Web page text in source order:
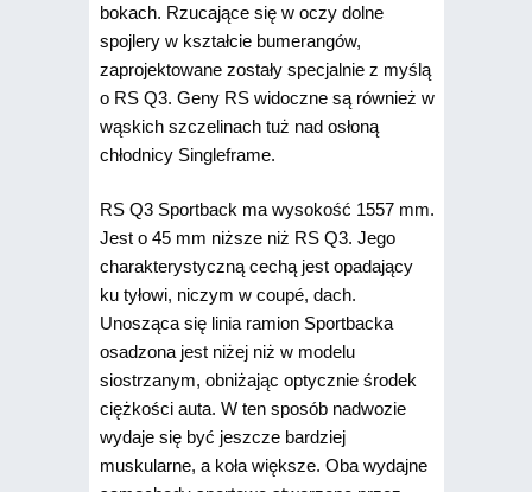
bokach. Rzucające się w oczy dolne
spojlery w kształcie bumerangów,
zaprojektowane zostały specjalnie z myślą
o RS Q3. Geny RS widoczne są również w
wąskich szczelinach tuż nad osłoną
chłodnicy Singleframe.
RS Q3 Sportback ma wysokość 1557 mm.
Jest o 45 mm niższe niż RS Q3. Jego
charakterystyczną cechą jest opadający
ku tyłowi, niczym w coupé, dach.
Unosząca się linia ramion Sportbacka
osadzona jest niżej niż w modelu
siostrzanym, obniżając optycznie środek
ciężkości auta. W ten sposób nadwozie
wydaje się być jeszcze bardziej
muskularne, a koła większe. Oba wydajne